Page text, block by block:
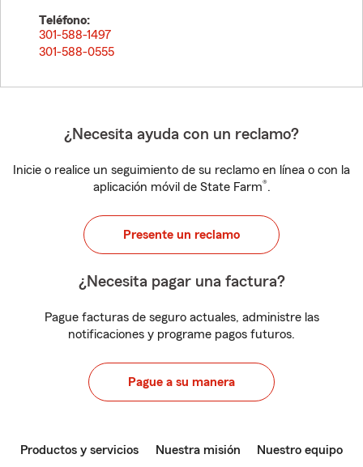
Teléfono:
301-588-1497
301-588-0555
¿Necesita ayuda con un reclamo?
Inicie o realice un seguimiento de su reclamo en línea o con la
aplicación móvil de State Farm®.
Presente un reclamo
¿Necesita pagar una factura?
Pague facturas de seguro actuales, administre las
notificaciones y programe pagos futuros.
Pague a su manera
Productos y servicios Nuestra misión Nuestro equipo